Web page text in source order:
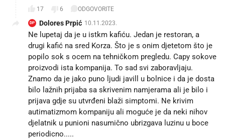
17 6 ODGOVORITE
DP Dolores Prpić 10.11.2023.
Ne lupetaj da je u istkm kafiću. Jedan je restoran, a
drugi kafić na sred Korza. Što je s onim djetetom što je
popilo sok s ocem na tehničkom pregledu. Capy sokove
proizvodi ista kompanija. To sad svi zaboravljaju.
Znamo da je jako puno ljudi javill u bolnice i da je dosta
bilo lažnih prijaba sa skrivenim namjerama ali je bilo i
prijava gdje su utvrđeni blaži simptomi. Ne krivim
autimatizmom kompaniju ali moguće je da neki nihov
djelatnik u punioni nasumično ubrizgava luzinu u boce
periodicno.....